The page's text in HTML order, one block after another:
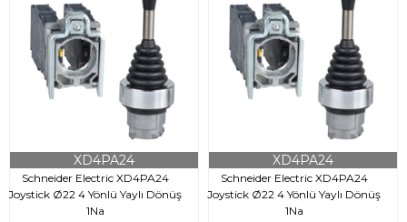
Schneider Electric XD4PA24
Joystick Ø22 4 Yönlü Yaylı Dönüş
1Na
XD4PA24
Schneider Electric XD4PA24
Joystick Ø22 4 Yönlü Yaylı Dönüş
1Na
XD4PA24